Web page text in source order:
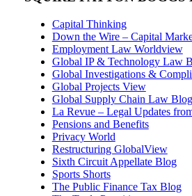
Capital Thinking
Down the Wire – Capital
Employment Law Worldview
Global IP & Technology Law
Global Investigations &
Global Projects View
Global Supply Chain Law Blog
La Revue – Legal Updates
Pensions and Benefits
Privacy World
Restructuring GlobalView
Sixth Circuit Appellate Blog
Sports Shorts
The Public Finance Tax Blog